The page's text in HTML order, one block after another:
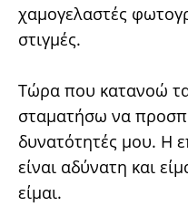
χαμογελαστές
στιγμές.
Τώρα που κατανοώ
σταματήσω να
δυνατότητές μου. Η
είναι αδύνατη και
είμαι.